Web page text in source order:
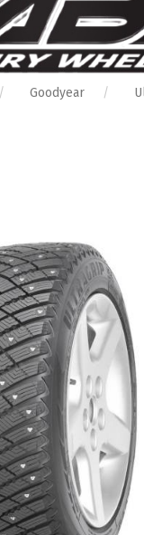
Goodyear